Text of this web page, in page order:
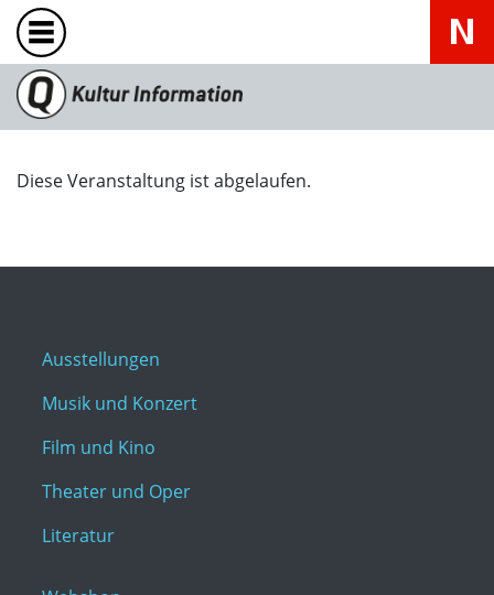
Diese Veranstaltung ist abgelaufen.
Ausstellungen
Musik und Konzert
Film und Kino
Theater und Oper
Literatur